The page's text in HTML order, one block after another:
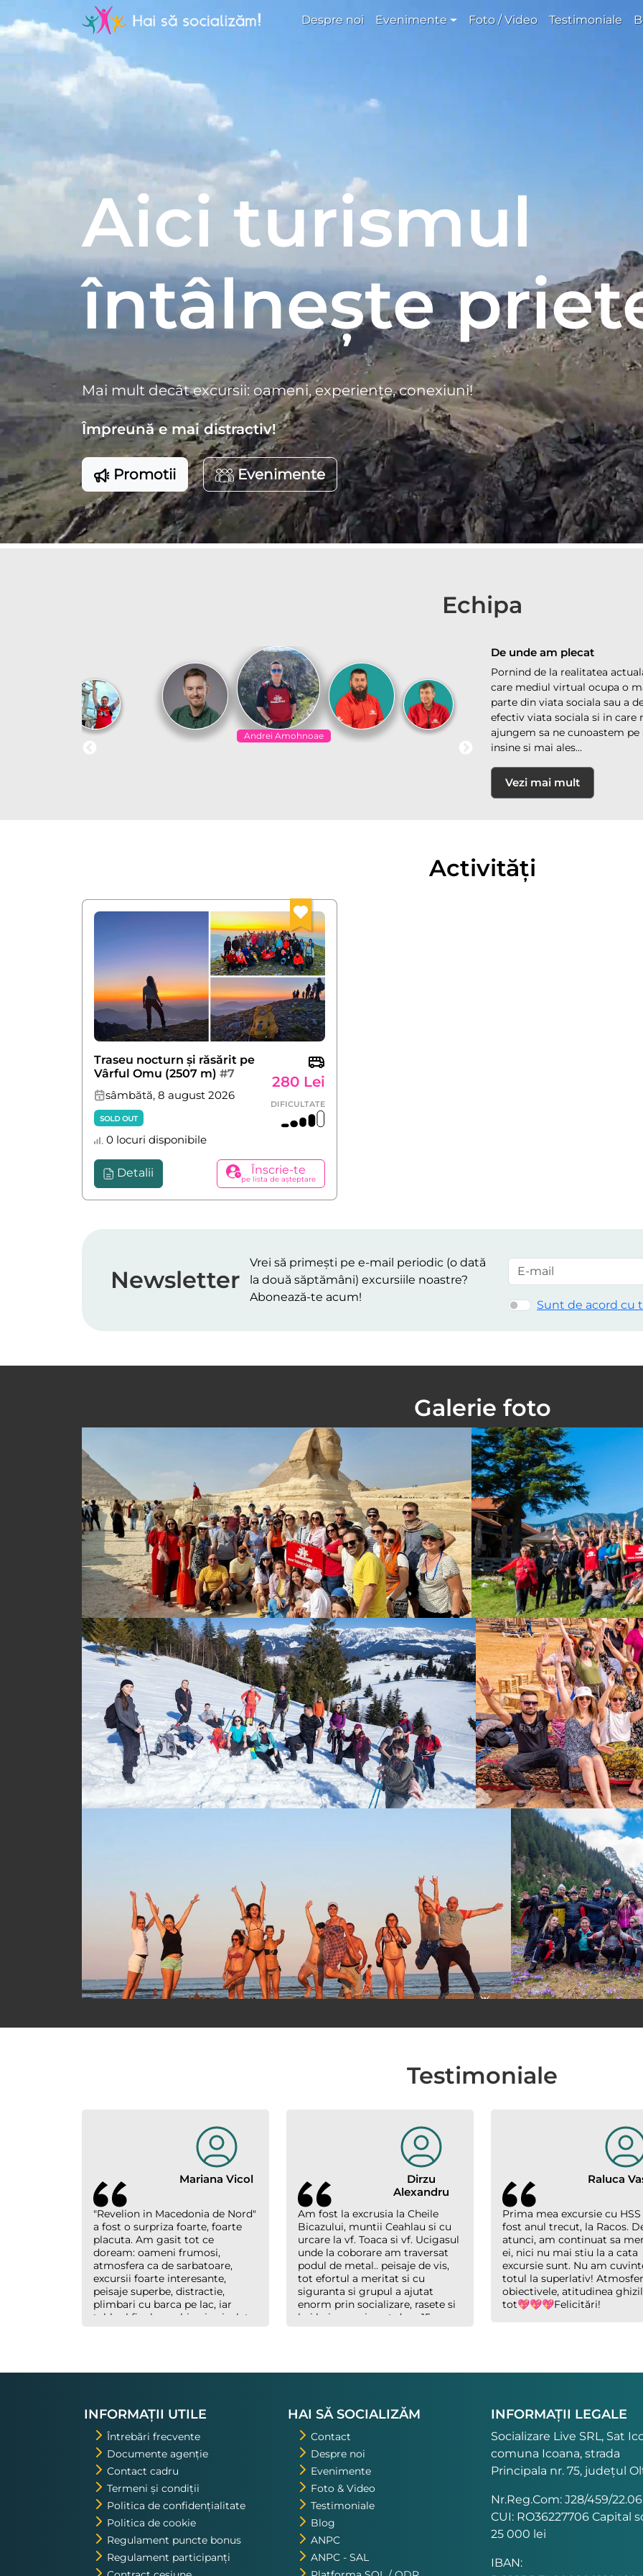
Despre noi Evenimente Foto / Video Testimoniale
Aici turismul
întâlnește
Mai mult decât excursii: oameni, experiențe, conexiuni!
Împreună e mai distractiv!
Promotii Evenimente
Echipa
Andrei Amohnoae
De unde am plecat
Pornind de la realitatea
care mediul virtual ocupa o
parte din viata sociala sau a
efectiv viata sociala si in care
ajungem sa ne cunoastem pe
insine si mai ales...
Vezi mai mult
Activități
Traseu nocturn și răsărit pe
Vârful Omu (2507 m) #7
sâmbătă, 8 august 2026
SOLD OUT
0 locuri disponibile
280 Lei
DIFICULTATE
Detalii Înscrie-te
pe lista de așteptare
Newsletter
Vrei să primești pe e-mail periodic (o dată
la două săptămâni) excursiile noastre?
Abonează-te acum!
Sunt de acord cu
Galerie foto
Testimoniale
Mariana Vicol
"Revelion in Macedonia de Nord"
a fost o surpriza foarte, foarte
placuta. Am gasit tot ce
doream: oameni frumosi,
atmosfera ca de sarbatoare,
excursii foarte interesante,
peisaje superbe, distractie,
plimbari cu barca pe lac, iar
tabloul final cu o biserica izolata
Richard., ghidul nostru. Asta a
fost una din excursiile pe care o
voi repeta!
Dirzu
Alexandru
Am fost la excrusia la Cheile
Bicazului, muntii Ceahlau si cu
urcare la vf. Toaca si vf. Ucigasul
unde la coborare am traversat
podul de metal.. peisaje de vis,
tot efortul a meritat si cu
siguranta si grupul a ajutat
enorm prin socializare, rasete si
hai hai ca mai sunt doar 15
Raluca
Prima mea excursie cu HSS
fost anul trecut, la Racos.
atunci, am continuat sa
ei, nici nu mai stiu la a cata
excursie sunt. Nu am
totul la superlativ!
obiectivele, atitudinea
tot💖💖💖Felicitări!
INFORMAȚII UTILE
Întrebări frecvente
Documente agenție
Contact cadru
Termeni și condiții
Politica de confidențialitate
Politica de cookie
Regulament puncte bonus
Regulament participanți
HAI SĂ SOCIALIZĂM
Contact
Despre noi
Evenimente
Foto & Video
Testimoniale
Blog
ANPC
ANPC - SAL
INFORMAȚII LEGALE
Socializare Live SRL, Sat
comuna Icoana, strada
Principala nr. 75, județul
Nr.Reg.Com: J28/459/
CUI: RO36227706 Capital
25 000 lei
IBAN: